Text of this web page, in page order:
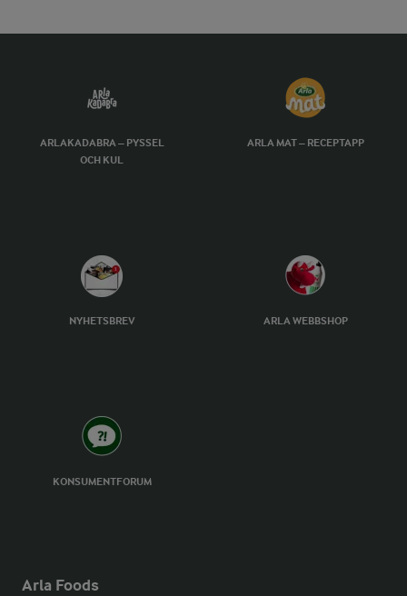
ARLAKADABRA – PYSSEL
OCH KUL
ARLA MAT – RECEPTAPP
NYHETSBREV ARLA WEBBSHOP
KONSUMENTFORUM
Arla Foods